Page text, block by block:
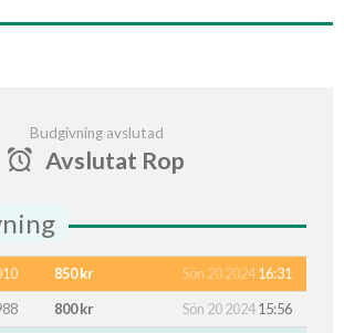
Budgivning avslutad
Avslutat Rop
850 kr Sön 20 202416:31
800 kr Sön 20 202415:56